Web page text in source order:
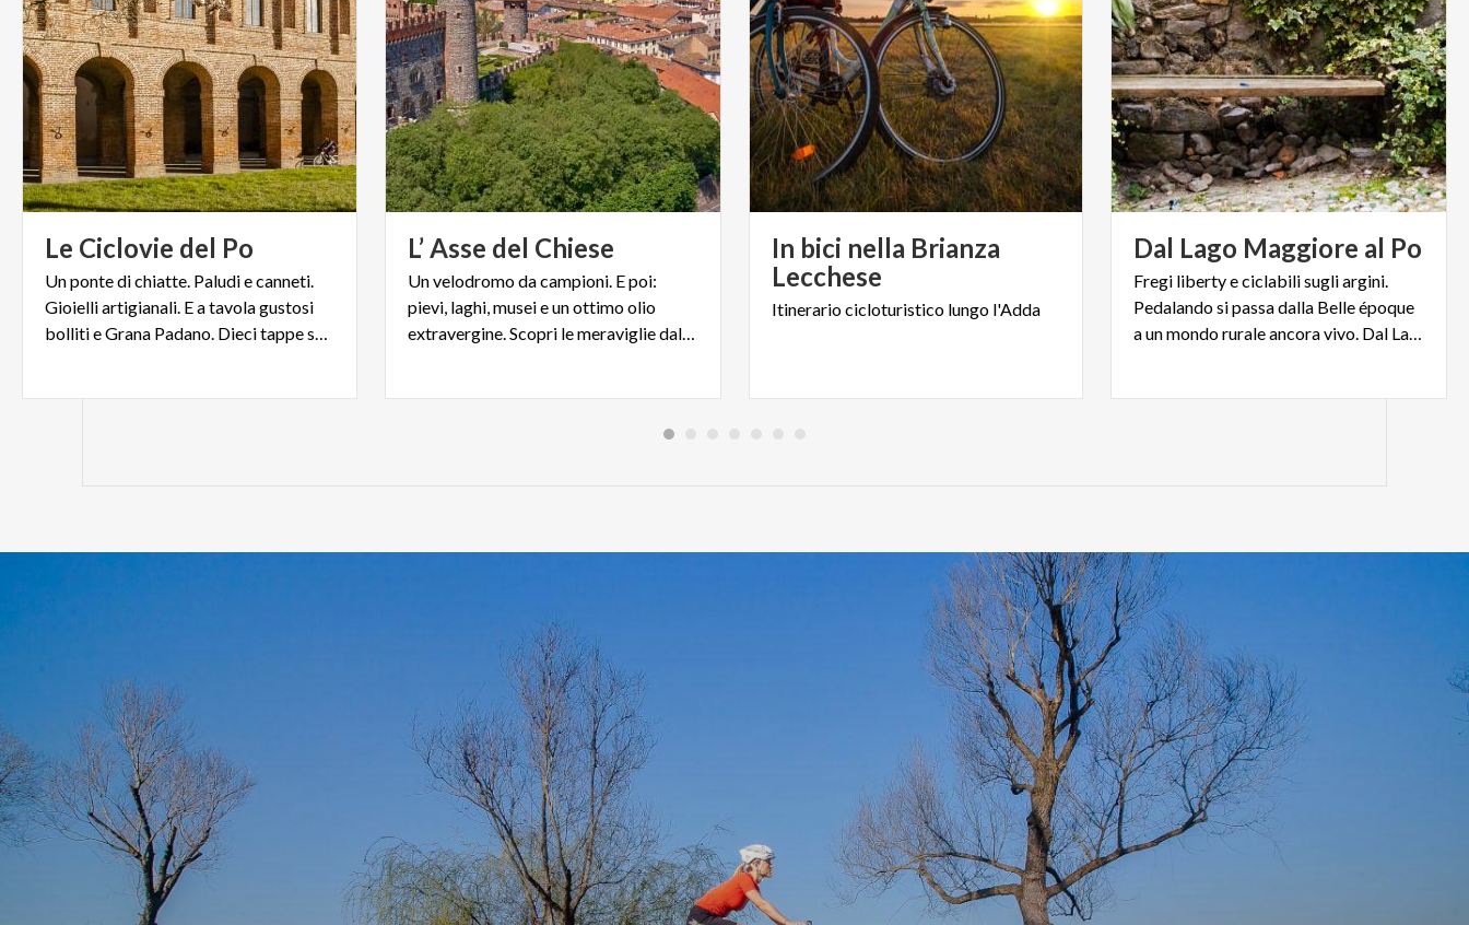
Le Ciclovie del Po
Un ponte di chiatte. Paludi e canneti.
Gioielli artigianali. E a tavola gustosi
bolliti e Grana Padano. Dieci tappe sulle ciclovie del Po
L’Asse del Chiese
Un velodromo da campioni. E poi:
pievi, laghi, musei e un ottimo olio
extravergine. Scopri le meraviglie dal Garda all’asse del Chiese
In bici nella Brianza
Lecchese
Itinerariocicloturistico lungo l'Adda
Dal Lago Maggiore al Po
Fregi liberty e ciclabili sugli argini.
Pedalando si passa dalla Belle époque
a un mondo rurale ancora vivo. Dal Lago Maggiore al Po